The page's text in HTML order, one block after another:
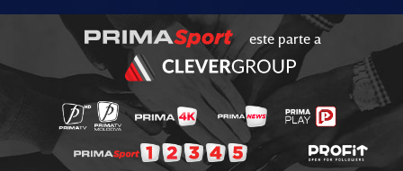
este parte a